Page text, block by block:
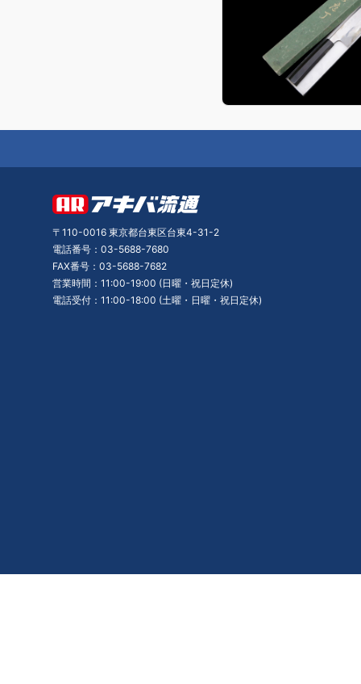
〒110-0016 東京都台東区台東4-31-2
電話番号：03-5688-7680
FAX番号：03-5688-7682
営業時間：11:00-19:00 (日曜・祝日定休)
電話受付：11:00-18:00 (土曜・日曜・祝日定休)